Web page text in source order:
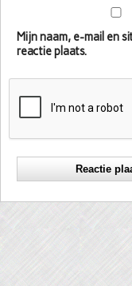
Mijn naam, e-mail en
reactie plaats.